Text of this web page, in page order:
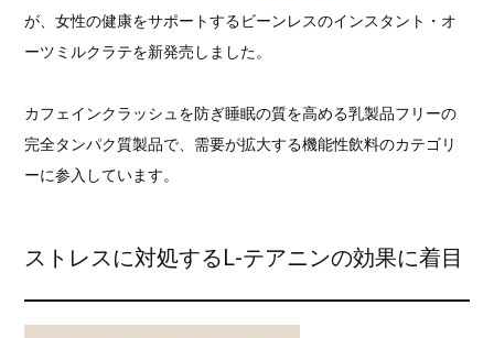
が、女性の健康をサポートするビーンレスのインスタント・オ
ーツミルクラテを新発売しました。
カフェインクラッシュを防ぎ睡眠の質を高める乳製品フリーの
完全タンパク質製品で、需要が拡大する機能性飲料のカテゴリ
ーに参入しています。
ストレスに対処するL-テアニンの効果に着目